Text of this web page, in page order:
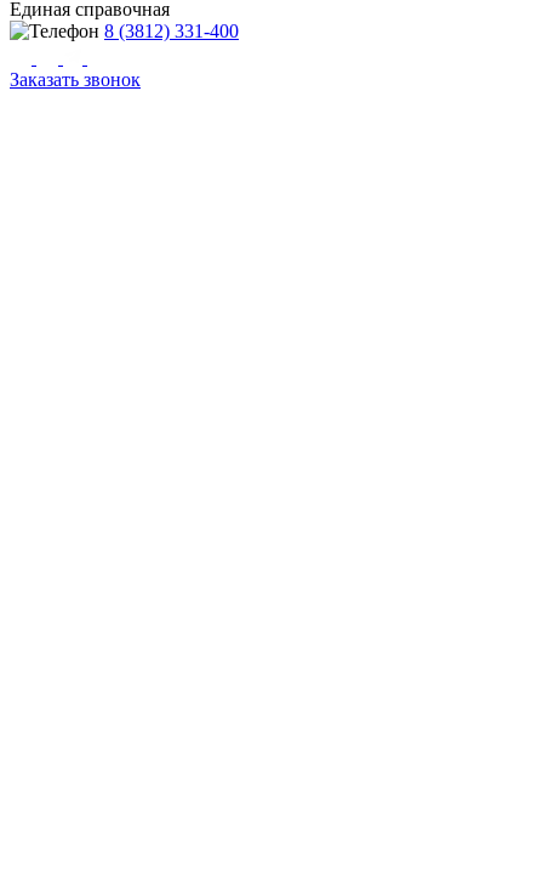
Единая справочная
8 (3812) 331-400
Заказать звонок